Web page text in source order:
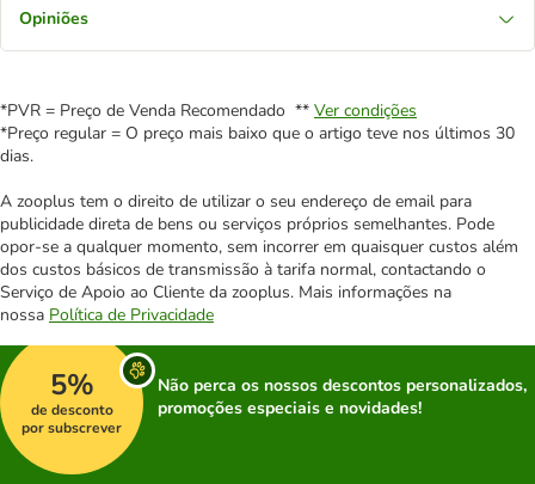
Opiniões
*PVR = Preço de Venda Recomendado ** Ver condições
*Preço regular = O preço mais baixo que o artigo teve nos últimos 30
dias.
A zooplus tem o direito de utilizar o seu endereço de email para
publicidade direta de bens ou serviços próprios semelhantes. Pode
opor-se a qualquer momento, sem incorrer em quaisquer custos além
dos custos básicos de transmissão à tarifa normal, contactando o
Serviço de Apoio ao Cliente da zooplus. Mais informações na
nossa Política de Privacidade
5%
de desconto
por subscrever
Não perca os nossos descontos personalizados,
promoções especiais e novidades!